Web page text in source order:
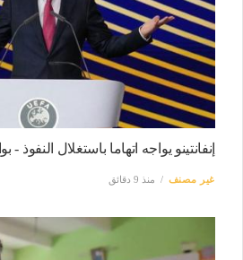
إنفانتينو يواجه اتهاما باستغلال النفوذ -
غير مصنف منذ 9 دقائق